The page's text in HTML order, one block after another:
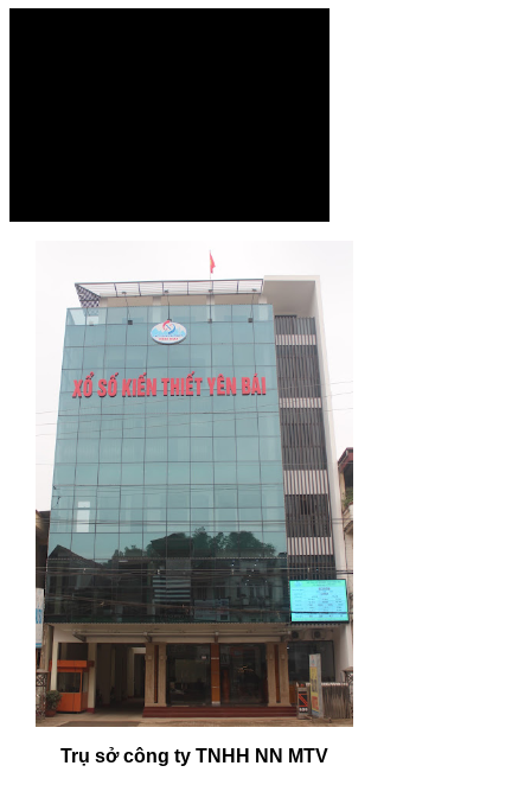
Trụ sở công ty TNHH NN MTV